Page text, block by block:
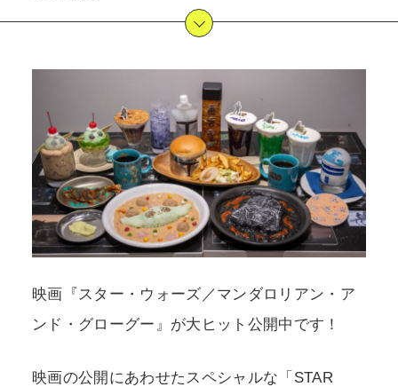
NEWS お知らせ
CONTACT お問合せ
POLICY COMPANY
映画『スター・ウォーズ／マンダロリアン・ア
ンド・グローグー』が大ヒット公開中です！
映画の公開にあわせたスペシャルな「STAR